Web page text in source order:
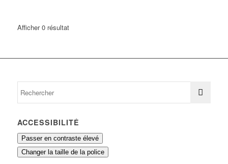
Afficher 0 résultat
ACCESSIBILITÉ
Passer en contraste élevé
Changer la taille de la police